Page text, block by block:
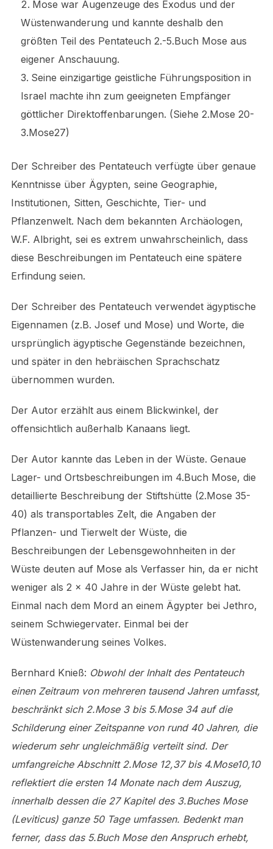
Mose war Augenzeuge des Exodus und der
Wüstenwanderung und kannte deshalb den
größten Teil des Pentateuch 2.-5.Buch Mose aus
eigener Anschauung.
Seine einzigartige geistliche Führungsposition in
Israel machte ihn zum geeigneten Empfänger
göttlicher Direktoffenbarungen. (Siehe 2.Mose 20-
3.Mose27)
Der Schreiber des Pentateuch verfügte über genaue
Kenntnisse über Ägypten, seine Geographie,
Institutionen, Sitten, Geschichte, Tier- und
Pflanzenwelt. Nach dem bekannten Archäologen,
W.F. Albright, sei es extrem unwahrscheinlich, dass
diese Beschreibungen im Pentateuch eine spätere
Erfindung seien.
Der Schreiber des Pentateuch verwendet ägyptische
Eigennamen (z.B. Josef und Mose) und Worte, die
ursprünglich ägyptische Gegenstände bezeichnen,
und später in den hebräischen Sprachschatz
übernommen wurden.
Der Autor erzählt aus einem Blickwinkel, der
offensichtlich außerhalb Kanaans liegt.
Der Autor kannte das Leben in der Wüste. Genaue
Lager- und Ortsbeschreibungen im 4.Buch Mose, die
detaillierte Beschreibung der Stiftshütte (2.Mose 35-
40) als transportables Zelt, die Angaben der
Pflanzen- und Tierwelt der Wüste, die
Beschreibungen der Lebensgewohnheiten in der
Wüste deuten auf Mose als Verfasser hin, da er nicht
weniger als 2 x 40 Jahre in der Wüste gelebt hat.
Einmal nach dem Mord an einem Ägypter bei Jethro,
seinem Schwiegervater. Einmal bei der
Wüstenwanderung seines Volkes.
Bernhard Knieß: Obwohl der Inhalt des Pentateuch
einen Zeitraum von mehreren tausend Jahren umfasst,
beschränkt sich 2.Mose 3 bis 5.Mose 34 auf die
Schilderung einer Zeitspanne von rund 40 Jahren, die
wiederum sehr ungleichmäßig verteilt sind. Der
umfangreiche Abschnitt 2.Mose 12,37 bis 4.Mose10,10
reflektiert die ersten 14 Monate nach dem Auszug,
innerhalb dessen die 27 Kapitel des 3.Buches Mose
(Leviticus) ganze 50 Tage umfassen. Bedenkt man
ferner, dass das 5.Buch Mose den Anspruch erhebt,